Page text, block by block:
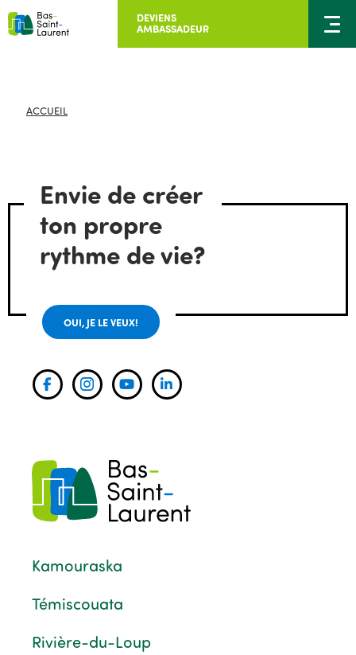
DEVIENS
AMBASSADEUR
ACCUEIL
Envie de créer
ton propre
rythme de vie?
OUI, JE LE VEUX!
Kamouraska
Témiscouata
Rivière-du-Loup